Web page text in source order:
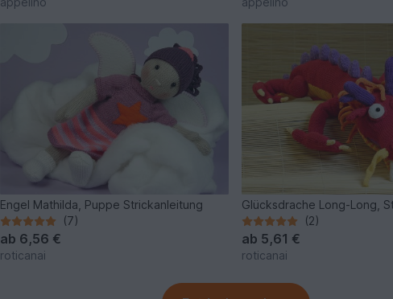
Engel Mathilda, Puppe Strickanleitung
(7)
ab 6,56 €
roticanai
Glücksdrache Long-Long,
(2)
ab 5,61 €
roticanai